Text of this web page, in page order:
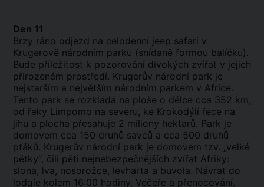
Den 11
Brzy ráno odjezd na celodenní jeep safari v
Krugerově národním parku (snídaně formou balíčku).
Bude příležitost k pozorování divokých zvířat v jejich
přirozeném prostředí. Krugerův národní park je
nejstarším a největším národním parkem v Africe.
Tento park se rozkládá na ploše o délce cca 352 km,
od řeky Limpomo na severu, ke Krokodýlí řece na
jihu a plocha přesahuje 2 miliony hektarů. Park je
domovem cca 150 druhů savců a cca 500 druhů
ptáků. Krugerův národní park je domovem tzv. „velké
pětky“, čili pěti nejnebezpečnějších zvířat Afriky:
slona, lva, nosorožce, levharta a buvola. Návrat do
lodgíe kolem 16:00 hodiny. Večeře a přenocování.